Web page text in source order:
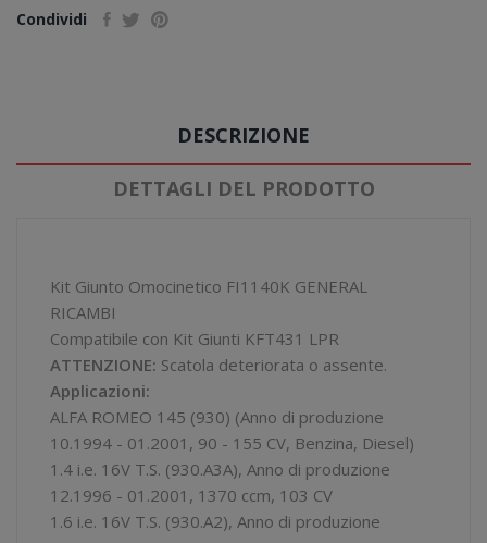
Condividi
DESCRIZIONE
DETTAGLI DEL PRODOTTO
Kit Giunto Omocinetico FI1140K GENERAL
RICAMBI
Compatibile con Kit Giunti KFT431 LPR
ATTENZIONE: Scatola deteriorata o assente.
Applicazioni:
ALFA ROMEO 145 (930) (Anno di produzione
10.1994 - 01.2001, 90 - 155 CV, Benzina, Diesel)
1.4 i.e. 16V T.S. (930.A3A), Anno di produzione
12.1996 - 01.2001, 1370 ccm, 103 CV
1.6 i.e. 16V T.S. (930.A2), Anno di produzione